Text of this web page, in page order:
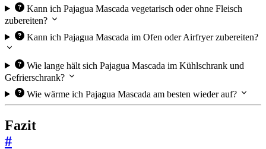
Kann ich Pajagua Mascada vegetarisch oder ohne Fleisch
zubereiten?
Kann ich Pajagua Mascada im Ofen oder Airfryer zubereiten?
Wie lange hält sich Pajagua Mascada im Kühlschrank und
Gefrierschrank?
Wie wärme ich Pajagua Mascada am besten wieder auf?
Fazit
#